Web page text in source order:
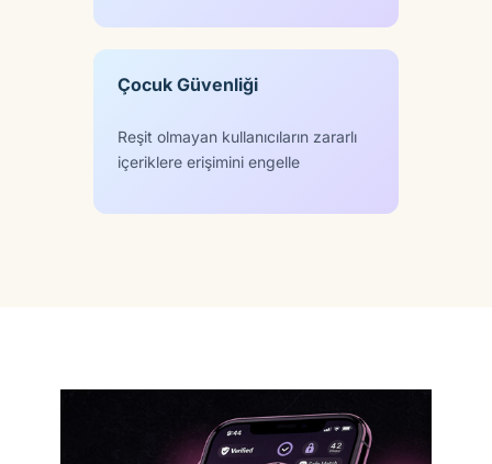
Çocuk Güvenliği
Reşit olmayan kullanıcıların zararlı
içeriklere erişimini engelle